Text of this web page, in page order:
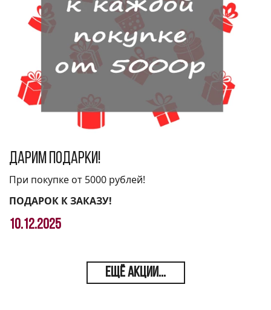
Дарим подарки!
При покупке от 5000 рублей!
ПОДАРОК К ЗАКАЗУ!
10.12.2025
ЕЩЁ АКЦИИ...